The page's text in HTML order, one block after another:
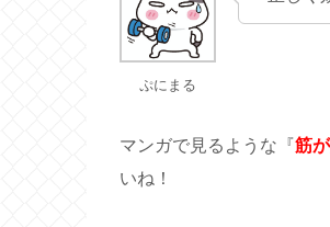
ぷにまる
マンガで見るような『筋
いね！